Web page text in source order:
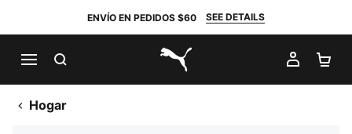
ENVÍO EN PEDIDOS $60 SEE DETAILS
PUMA.com
MI
Hogar